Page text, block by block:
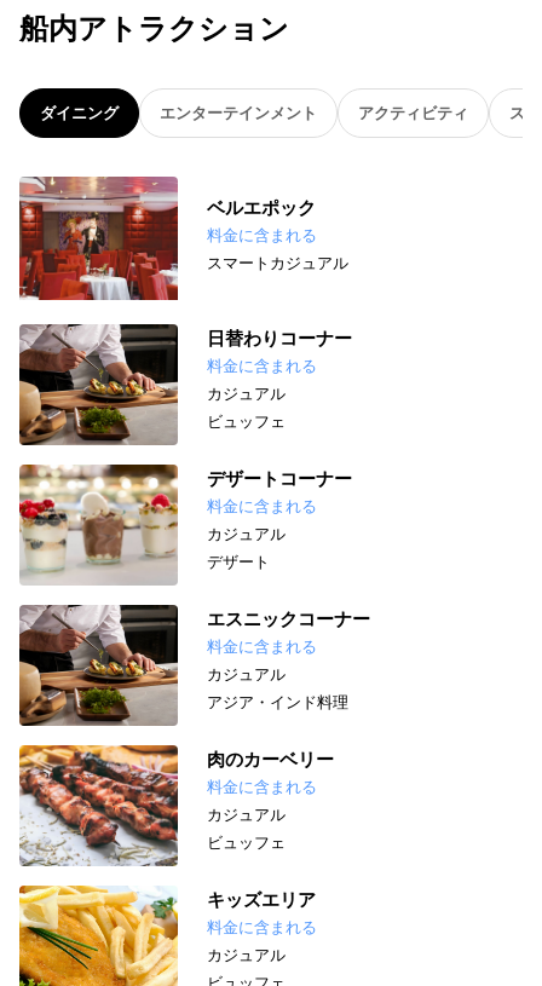
船内アトラクション
ダイニング エンターテインメント アクティビティ ス
ベルエポック
料金に含まれる
スマートカジュアル
日替わりコーナー
料金に含まれる
カジュアル
ビュッフェ
デザートコーナー
料金に含まれる
カジュアル
デザート
エスニックコーナー
料金に含まれる
カジュアル
アジア・インド料理
肉のカーベリー
料金に含まれる
カジュアル
ビュッフェ
キッズエリア
料金に含まれる
カジュアル